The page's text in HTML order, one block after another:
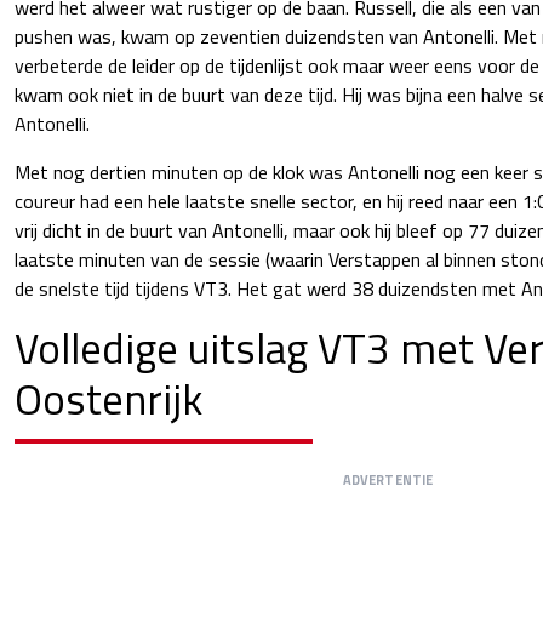
werd het alweer wat rustiger op de baan. Russell, die als een
pushen was, kwam op zeventien duizendsten van Antonelli.
verbeterde de leider op de tijdenlijst ook maar weer eens voor
kwam ook niet in de buurt van deze tijd. Hij was bijna een halve
Antonelli.
Met nog dertien minuten op de klok was Antonelli nog een keer
coureur had een hele laatste snelle sector, en hij reed naar een
vrij dicht in de buurt van Antonelli, maar ook hij bleef op 77
laatste minuten van de sessie (waarin Verstappen al binnen
de snelste tijd tijdens VT3. Het gat werd 38 duizendsten met
Volledige uitslag VT3 met
Oostenrijk
ADVERTENTIE